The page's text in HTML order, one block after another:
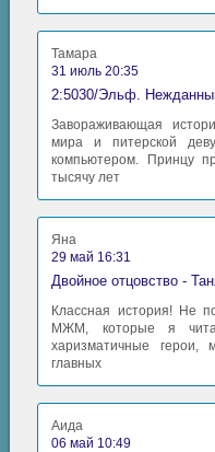
Тамара
31 июль 20:35
2:5030/Эльф.
Завораживающая
мира и питерской
компьютером. Принцу
тысячу лет
Яна
29 май 16:31
Двойное отцовство -
Классная история! Не
МЖМ, которые я
харизматичные герои,
главных
Аида
06 май 10:49